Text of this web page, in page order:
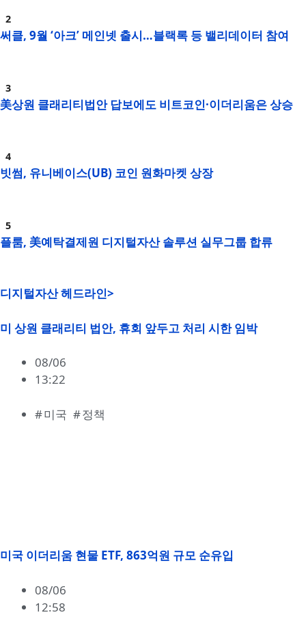
써클, 9월 ‘아크’ 메인넷 출시…블랙록 등 밸리데이터 참여
美상원 클래리티법안 답보에도 비트코인·이더리움은 상승
빗썸, 유니베이스(UB) 코인 원화마켓 상장
플룸, 美예탁결제원 디지털자산 솔루션 실무그룹 합류
디지털자산 헤드라인>
미 상원 클래리티 법안, 휴회 앞두고 처리 시한 임박
08/06
13:22
미국 정책
미국 이더리움 현물 ETF, 863억원 규모 순유입
08/06
12:58